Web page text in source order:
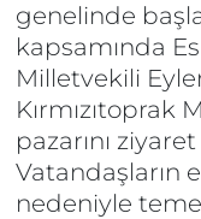
genelinde
kapsamında
Milletvekili
Kırmızıtoprak
pazarını
Vatandaşların
nedeniyle